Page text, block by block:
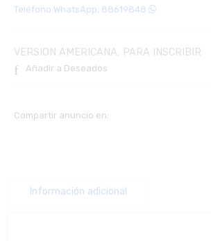
Teléfono WhatsApp: 88619848
VERSION AMERICANA, PARA INSCRIBIR
Añadir a Deseados
Compartir anuncio en:
Información adicional